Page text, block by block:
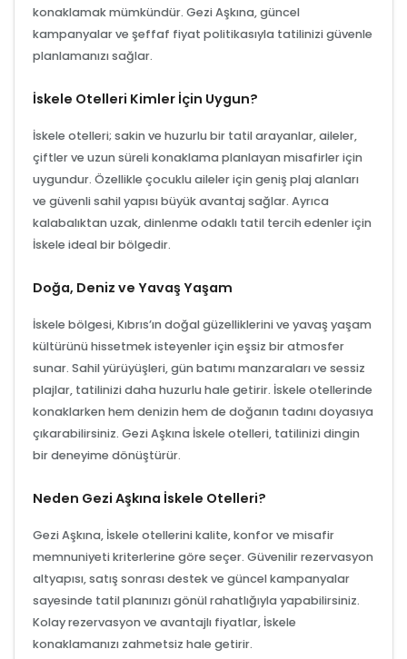
konaklamak mümkündür. Gezi Aşkına, güncel
kampanyalar ve şeffaf fiyat politikasıyla tatilinizi güvenle
planlamanızı sağlar.
İskele Otelleri Kimler İçin Uygun?
İskele otelleri; sakin ve huzurlu bir tatil arayanlar, aileler,
çiftler ve uzun süreli konaklama planlayan misafirler için
uygundur. Özellikle çocuklu aileler için geniş plaj alanları
ve güvenli sahil yapısı büyük avantaj sağlar. Ayrıca
kalabalıktan uzak, dinlenme odaklı tatil tercih edenler için
İskele ideal bir bölgedir.
Doğa, Deniz ve Yavaş Yaşam
İskele bölgesi, Kıbrıs’ın doğal güzelliklerini ve yavaş yaşam
kültürünü hissetmek isteyenler için eşsiz bir atmosfer
sunar. Sahil yürüyüşleri, gün batımı manzaraları ve sessiz
plajlar, tatilinizi daha huzurlu hale getirir. İskele otellerinde
konaklarken hem denizin hem de doğanın tadını doyasıya
çıkarabilirsiniz. Gezi Aşkına İskele otelleri, tatilinizi dingin
bir deneyime dönüştürür.
Neden Gezi Aşkına İskele Otelleri?
Gezi Aşkına, İskele otellerini kalite, konfor ve misafir
memnuniyeti kriterlerine göre seçer. Güvenilir rezervasyon
altyapısı, satış sonrası destek ve güncel kampanyalar
sayesinde tatil planınızı gönül rahatlığıyla yapabilirsiniz.
Kolay rezervasyon ve avantajlı fiyatlar, İskele
konaklamanızı zahmetsiz hale getirir.